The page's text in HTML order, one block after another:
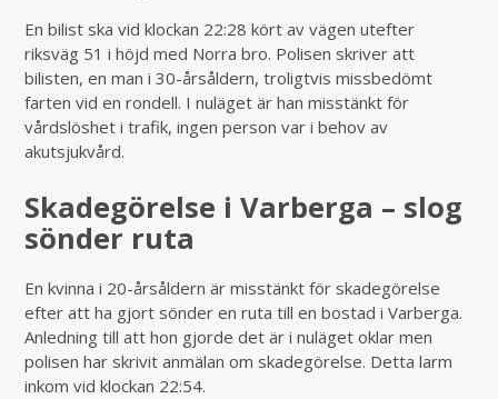
En bilist ska vid klockan 22:28 kört av vägen utefter
riksväg 51 i höjd med Norra bro. Polisen skriver att
bilisten, en man i 30-årsåldern, troligtvis missbedömt
farten vid en rondell. I nuläget är han misstänkt för
vårdslöshet i trafik, ingen person var i behov av
akutsjukvård.
Skadegörelse i Varberga – slog
sönder ruta
En kvinna i 20-årsåldern är misstänkt för skadegörelse
efter att ha gjort sönder en ruta till en bostad i Varberga.
Anledning till att hon gjorde det är i nuläget oklar men
polisen har skrivit anmälan om skadegörelse. Detta larm
inkom vid klockan 22:54.